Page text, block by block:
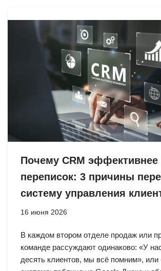
Почему CRM эффективнее
переписок: 3 причины
систему управления
16 июня 2026
В каждом втором отделе продаж или
команде рассуждают одинаково: «У
десять клиентов, мы всё помним», или